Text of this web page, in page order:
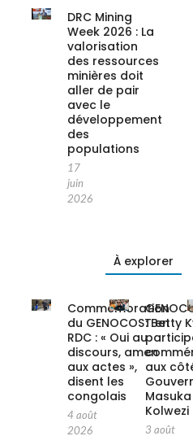
DRC Mining
Week 2026 : La
valorisation
des ressources
minières doit
aller de pair
avec le
développement
des
populations
17
juin
2026
À explorer
Commémoration
du GENOCOST en
RDC : « Oui au
discours, amen
aux actes »,
disent les
congolais
4 août
2026
: Betty
aux
Kolwezi
3 août